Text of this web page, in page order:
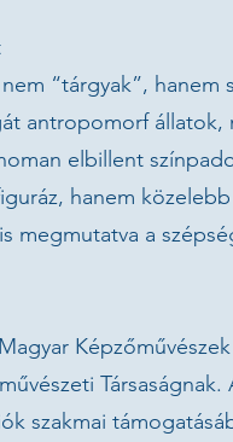
“tárgyak”,
antropomorf
elbillent
hanem
megmutatva a
szakmai